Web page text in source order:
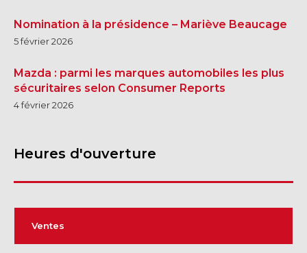
Nomination à la présidence – Mariève Beaucage
5 février 2026
Mazda : parmi les marques automobiles les plus
sécuritaires selon Consumer Reports
4 février 2026
Heures d'ouverture
Ventes